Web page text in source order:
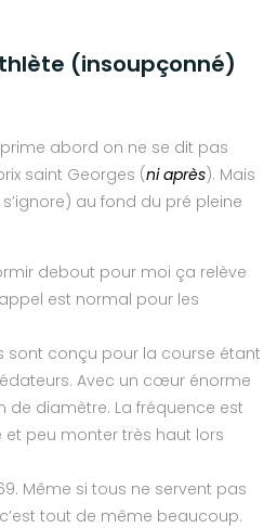
(insoupçonné)
abord on ne se dit pas
saint Georges (ni après). Mais
au fond du pré pleine
debout pour moi ça relève
est normal pour les
sont conçu pour la course étant
Avec un cœur énorme
de diamètre. La fréquence est
peu monter très haut lors
Même si tous ne servent pas
tout de même beaucoup.